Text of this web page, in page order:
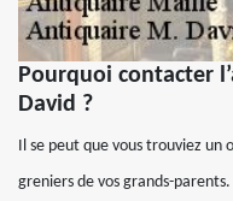
Pourquoi contacter
David ?
Il se peut que vous trouviez un
greniers de vos grands-